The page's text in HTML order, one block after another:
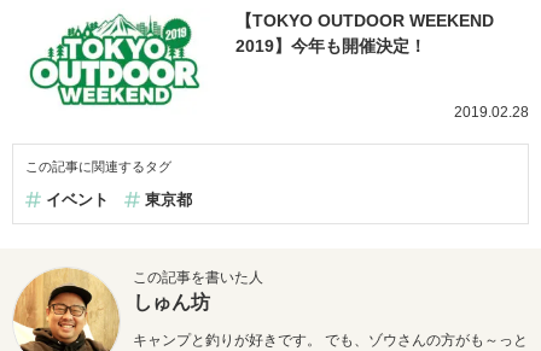
【TOKYO OUTDOOR WEEKEND
2019】今年も開催決定！
2019.02.28
この記事に関連するタグ
イベント 東京都
この記事を書いた人
しゅん坊
キャンプと釣りが好きです。 でも、ゾウさんの方がも～っと